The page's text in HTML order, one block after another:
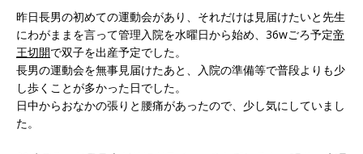
昨日長男の初めての運動会があり、それだけは見届けたいと先生
にわがままを言って管理入院を水曜日から始め、36wごろ予定帝
王切開で双子を出産予定でした。
長男の運動会を無事見届けたあと、入院の準備等で普段よりも少
し歩くことが多かった日でした。
日中からおなかの張りと腰痛があったので、少し気にしていまし
た。